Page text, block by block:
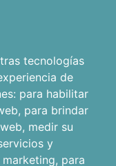
tecnologías
de
para habilitar
, para brindar
, medir su
y
, para